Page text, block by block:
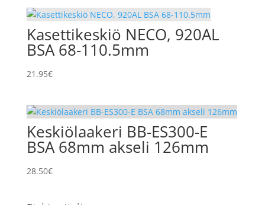
Kasettikeskiö NECO, 920AL
BSA 68-110.5mm
21.95€
Keskiölaakeri BB-ES300-E
BSA 68mm akseli 126mm
28.50€